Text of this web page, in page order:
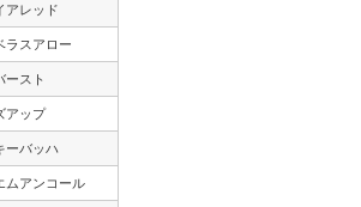
アレッド
ラスアロー
ースト
アップ
ーバッハ
ムアンコール